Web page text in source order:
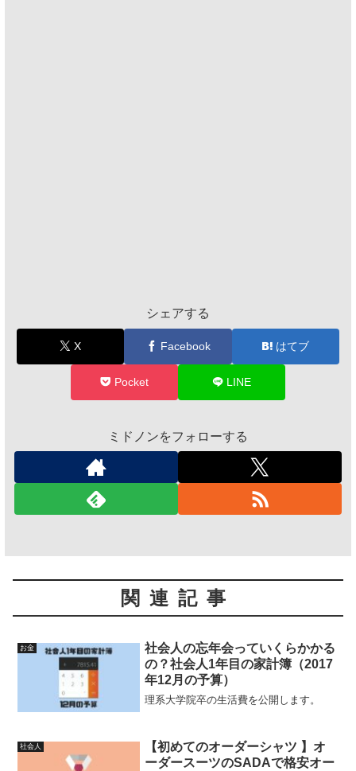
シェアする
X Facebook はてブ
Pocket LINE
ミドノンをフォローする
関連記事
お金
社会人の忘年会っていくらかかる
の？社会人1年目の家計簿（2017
年12月の予算）
理系大学院卒の生活費を公開します。
社会人
【初めてのオーダーシャツ 】オ
ーダースーツのSADAで格安オー